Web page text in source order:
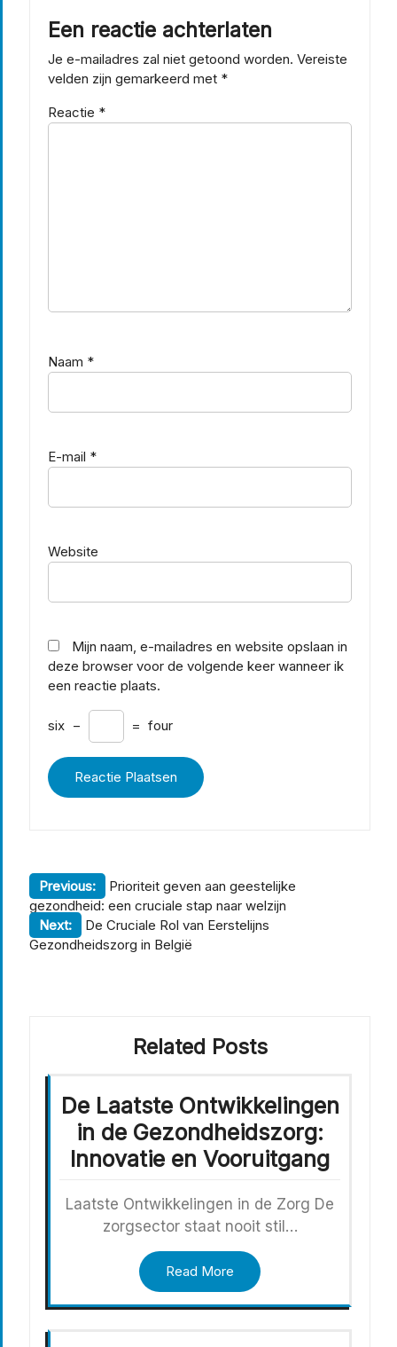
Een reactie achterlaten
Je e-mailadres zal niet getoond worden. Vereiste
velden zijn gemarkeerd met *
Reactie *
Naam *
E-mail *
Website
Mijn naam, e-mailadres en website opslaan in
deze browser voor de volgende keer wanneer ik
een reactie plaats.
six − = four
Berichtnavigatie
Previous:
Prioriteit geven aan geestelijke
gezondheid: een cruciale stap naar welzijn
Next:
De Cruciale Rol van Eerstelijns
Gezondheidszorg in België
Related Posts
De Laatste Ontwikkelingen
in de Gezondheidszorg:
Innovatie en Vooruitgang
Laatste Ontwikkelingen in de Zorg De
zorgsector staat nooit stil…
Read More